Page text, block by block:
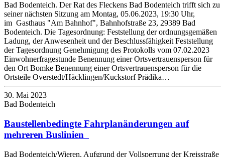
Bad Bodenteich. Der Rat des Fleckens Bad Bodenteich trifft sich zu
seiner nächsten Sitzung am Montag, 05.06.2023, 19:30 Uhr,
im Gasthaus "Am Bahnhof", Bahnhofstraße 23, 29389 Bad
Bodenteich. Die Tagesordnung: Feststellung der ordnungsgemäßen
Ladung, der Anwesenheit und der Beschlussfähigkeit Feststellung
der Tagesordnung Genehmigung des Protokolls vom 07.02.2023
Einwohnerfragestunde Benennung einer Ortsvertrauensperson für
den Ort Bomke Benennung einer Ortsvertrauensperson für die
Ortsteile Overstedt/Häcklingen/Kuckstorf Prädika…
30. Mai 2023
Bad Bodenteich
Baustellenbedingte Fahrplanänderungen auf
mehreren Buslinien
Bad Bodenteich/Wieren. Aufgrund der Vollsperrung der Kreisstraße